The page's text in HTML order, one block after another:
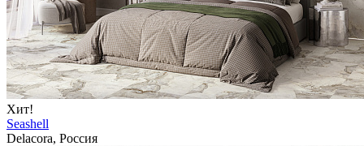
Хит!
Seashell
Delacora, Россия